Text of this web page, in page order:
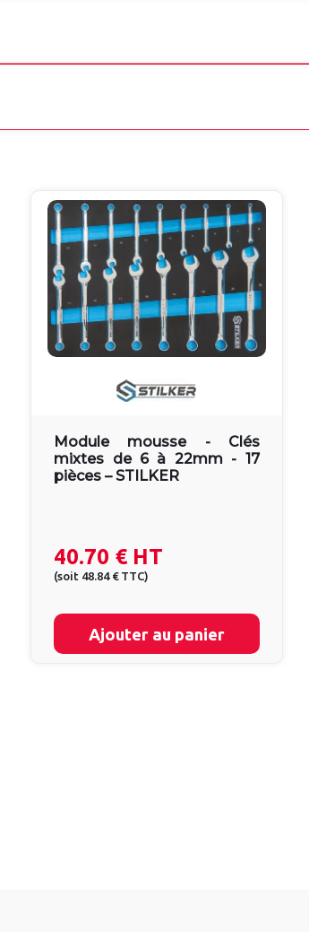
Module mousse - Clés
mixtes de 6 à 22mm - 17
pièces – STILKER
40.70 € HT
(soit 48.84 € TTC)
Ajouter au panier